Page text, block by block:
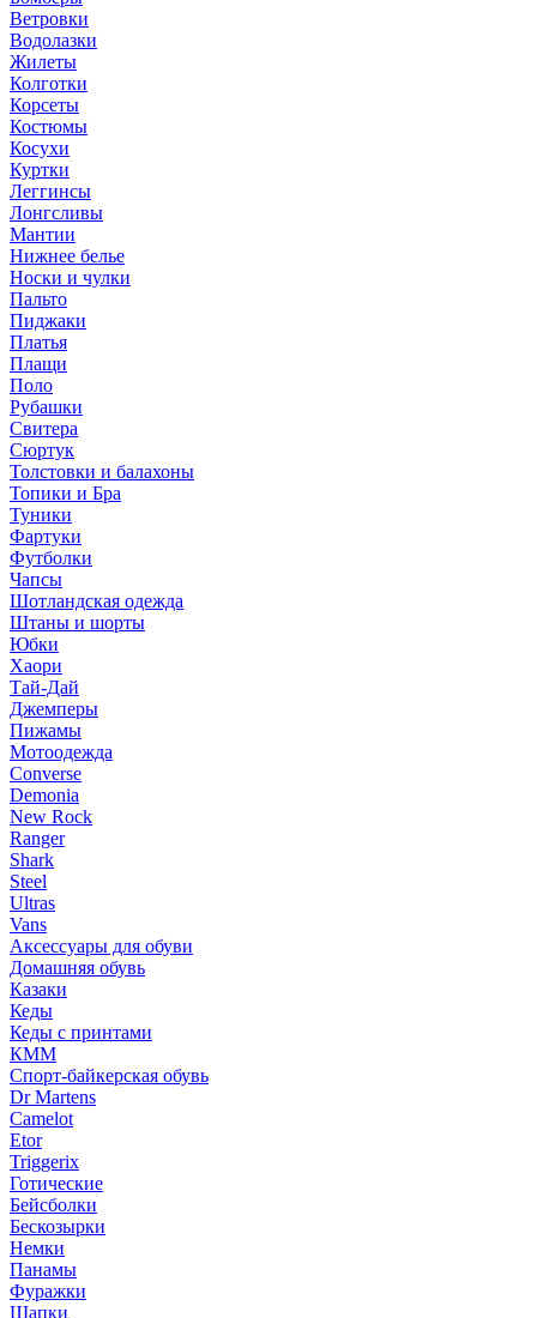
Ветровки
Водолазки
Жилеты
Колготки
Корсеты
Костюмы
Косухи
Куртки
Леггинсы
Лонгсливы
Мантии
Нижнее белье
Носки и чулки
Пальто
Пиджаки
Платья
Плащи
Поло
Рубашки
Свитера
Сюртук
Толстовки и балахоны
Топики и Бра
Туники
Фартуки
Футболки
Чапсы
Шотландская одежда
Штаны и шорты
Юбки
Хаори
Тай-Дай
Джемперы
Пижамы
Мотоодежда
Converse
Demonia
New Rock
Ranger
Shark
Steel
Ultras
Vans
Аксессуары для обуви
Домашняя обувь
Казаки
Кеды
Кеды с принтами
КММ
Спорт-байкерская обувь
Dr Martens
Camelot
Etor
Triggerix
Готические
Бейсболки
Бескозырки
Немки
Панамы
Фуражки
Шапки